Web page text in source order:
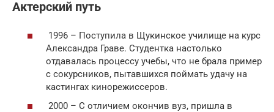
Актерский путь
1996 – Поступила в Щукинское училище на курс
Александра Граве. Студентка настолько
отдавалась процессу учебы, что не брала пример
с сокурсников, пытавшихся поймать удачу на
кастингах кинорежиссеров.
2000 – С отличием окончив вуз, пришла в